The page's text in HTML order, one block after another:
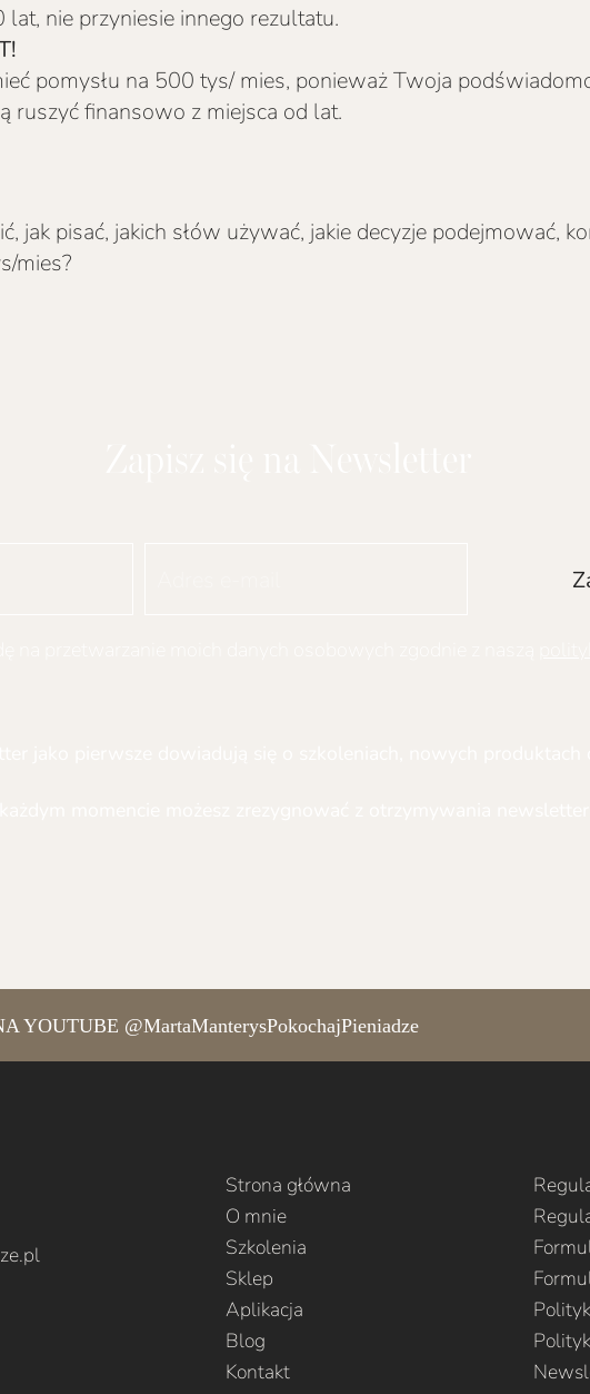
nie przyniesie innego rezultatu.
pomysłu na 500 tys/ mies, ponieważ Twoja
ruszyć finansowo z miejsca od lat.
jak pisać, jakich słów używać, jakie decyzje podejmować,
mies?
YOUTUBE @MartaManterysPokochajPieniadze
Strona główna
O mnie
Szkolenia
Sklep
Aplikacja
Blog
Kontakt